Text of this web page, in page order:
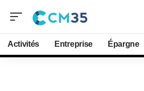
Activités Entreprise Épargne